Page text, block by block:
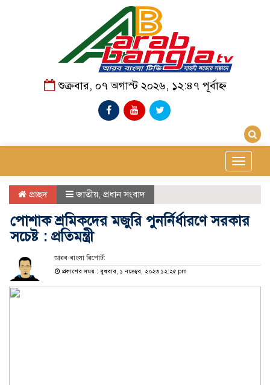
শুক্রবার, ০৭ অগাস্ট ২০২৬, ১২:৪৭ পূর্বাহ্ন
Toggle
প্রচ্ছদ জাতীয়, প্রধান সংবাদ
পোশাক শ্রমিকদের মজুরি পুনর্নির্ধারণে সরকার
সচেষ্ট : প্রতিমন্ত্রী
আরব-বাংলা রিপোর্ট:
প্রকাশের সময় : বুধবার, ১ নভেম্বর, ২০২৩ ১২:২৫ pm